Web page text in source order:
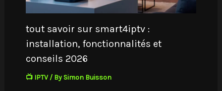
tout savoir sur smart4iptv :
installation, fonctionnalités et
conseils 2026
📺 IPTV/ By Simon Buisson